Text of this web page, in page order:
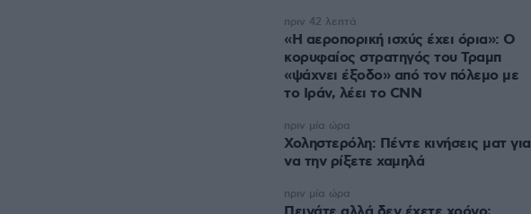
«Η αεροπορική ισχύς έχει όρια»: Ο
κορυφαίος στρατηγός του Τραμπ
«ψάχνει έξοδο» από τον πόλεμο με
το Ιράν, λέει το CNN
πριν 42 λεπτά
Χοληστερόλη: Πέντε κινήσεις ματ για
να την ρίξετε χαμηλά
πριν μία ώρα
πριν μία ώρα